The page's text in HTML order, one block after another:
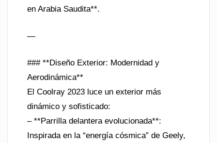
en Arabia Saudita**.
—
### **Diseño Exterior: Modernidad y
Aerodinámica**
El Coolray 2023 luce un exterior más
dinámico y sofisticado:
– **Parrilla delantera evolucionada**:
Inspirada en la “energía cósmica” de Geely,